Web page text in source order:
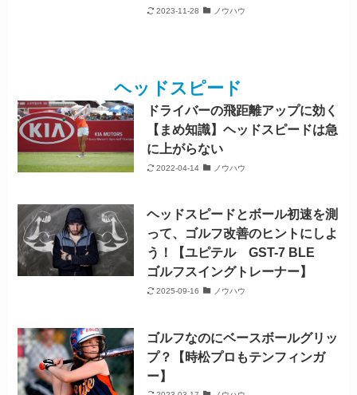
2023-11-28 ノウハウ
ヘッドスピード
ドライバーの飛距離アップに効く
【まめ知識】ヘッドスピードは急
に上がらない
2022-04-14 ノウハウ
ヘッドスピードとボール初速を測
って、ゴルフ改善のヒントにしよ
う！【ユピテル GST-7 BLE
ゴルフスイングトレーナー】
2025-09-16 ノウハウ
ゴルフなのにベースボールグリッ
プ？【時松プロもテンフィンガ
ー】